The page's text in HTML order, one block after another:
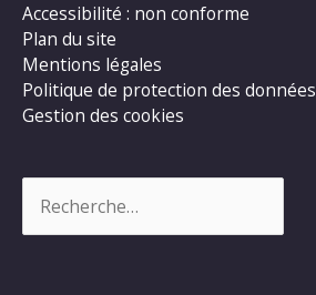
Accessibilité : non conforme
Plan du site
Mentions légales
Politique de protection des données
Gestion des cookies